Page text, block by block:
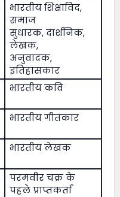
भारतीय शिक्षाविद,
समाज
सुधारक, दार्शनिक,
लेखक,
अनुवादक,
इतिहासकार
भारतीय कवि
भारतीय गीतकार
भारतीय लेखक
परमवीर चक्र के
पहले प्राप्तकर्ता